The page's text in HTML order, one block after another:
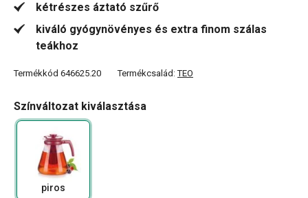
kétrészes áztató szűrő
kiváló gyógynövényes és extra finom szálas
teákhoz
Termékkód 646625.20 Termékcsalád:TEO
Színváltozat kiválasztása
piros